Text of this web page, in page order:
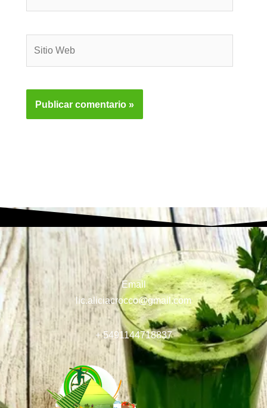
Email
lic.aliciacrocco@gmail.com
+ 5491144718837